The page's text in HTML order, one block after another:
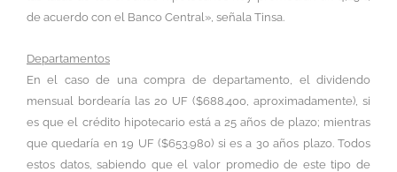
de acuerdo con el Banco Central», señala Tinsa.
Departamentos
En el caso de una compra de departamento, el dividendo
mensual bordearía las 20 UF ($688.400, aproximadamente), si
es que el crédito hipotecario está a 25 años de plazo; mientras
que quedaría en 19 UF ($653.980) si es a 30 años plazo. Todos
estos datos, sabiendo que el valor promedio de este tipo de